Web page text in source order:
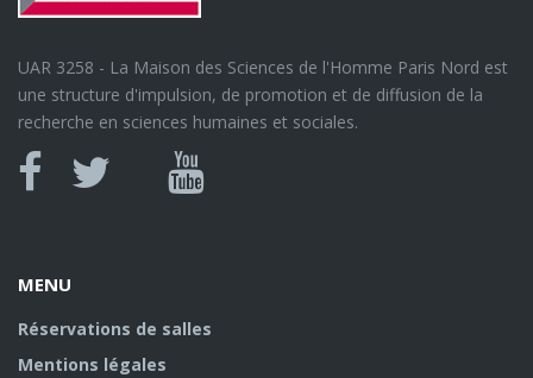
UAR 3258 - La Maison des Sciences de l'Homme Paris Nord est
une structure d'impulsion, de promotion et de diffusion de la
recherche en sciences humaines et sociales.
Canal
MENU
Réservations de salles
Mentions légales